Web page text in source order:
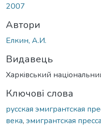
2007
Автори
Елкин, А.И.
Видавець
Харкiвський
Ключові слова
русская эмигрантская
века, эмигрантская